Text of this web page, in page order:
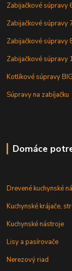
Zabijačkové súpravy
Zabijačkové súpravy
Zabijačkové súpravy
Zabijačkové súpravy
Kotlíkové súpravy
Súpravy na zabíjačku
Domáce
Drevené kuchynské
Kuchynské krájače,
Kuchynské nástroje
Lisy a pasírovače
Nerezový riad